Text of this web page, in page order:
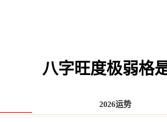
八字旺度极弱格
2026运势